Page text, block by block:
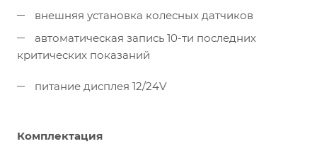
внешняя установка колесных датчиков
автоматическая запись 10-ти последних
критических показаний
питание дисплея 12/24V
Комплектация